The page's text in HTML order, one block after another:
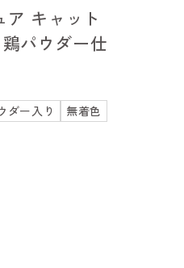
ア キャット
パウダー仕
ダー入り 無着色